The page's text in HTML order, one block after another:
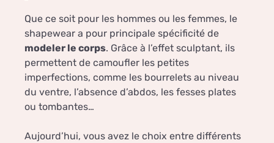
Que ce soit pour les hommes ou les femmes, le
shapewear a pour principale spécificité de
modeler le corps. Grâce à l’effet sculptant, ils
permettent de camoufler les petites
imperfections, comme les bourrelets au niveau
du ventre, l’absence d’abdos, les fesses plates
ou tombantes…
Aujourd’hui, vous avez le choix entre différents